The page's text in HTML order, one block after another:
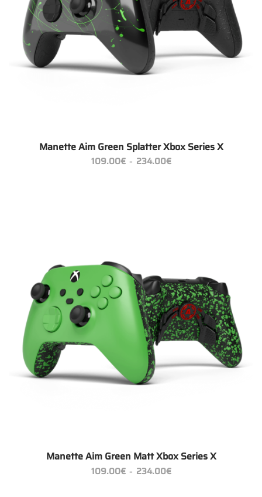
Manette Aim Green Splatter Xbox Series X
109.00€ – 234.00€Plage
de
Manette Aim Green Matt Xbox Series X
109.00€ – 234.00€Plage
de